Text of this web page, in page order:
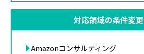
対応領域の条件変更
Amazonコンサルティング